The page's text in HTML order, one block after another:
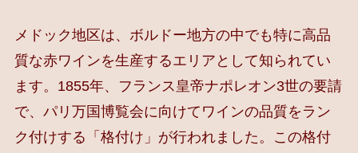
メドック地区は、ボルドー地方の中でも特に高品
質な赤ワインを生産するエリアとして知られてい
ます。1855年、フランス皇帝ナポレオン3世の要請
で、パリ万国博覧会に向けてワインの品質をラン
ク付けする「格付け」が行われました。この格付